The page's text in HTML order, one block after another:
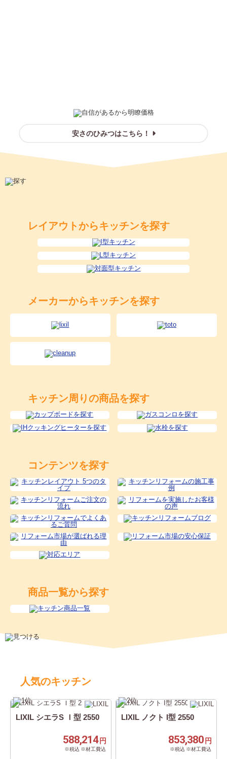
安さのひみつはこちら！
レイアウトからキッチンを探す
メーカーからキッチンを探す
キッチン周りの商品を探す
コンテンツを探す
商品一覧から探す
人気のキッチン
LIXIL シエラS Ｉ型 2550
588,214 円
※税込 ※材工費込
LIXIL ノクト I型 2550
853,380 円
※税込 ※材工費込